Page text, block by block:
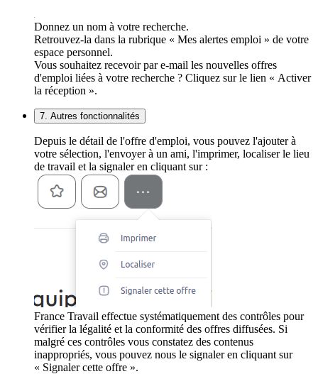
Donnez un nom à votre recherche.
Retrouvez-la dans la rubrique « Mes alertes emploi » de votre
espace personnel.
Vous souhaitez recevoir par e-mail les nouvelles offres
d'emploi liées à votre recherche ? Cliquez sur le lien « Activer
la réception ».
7. Autres fonctionnalités
Depuis le détail de l'offre d'emploi, vous pouvez l'ajouter à
votre sélection, l'envoyer à un ami, l'imprimer, localiser le lieu
de travail et la signaler en cliquant sur :
France Travail effectue systématiquement des contrôles pour
vérifier la légalité et la conformité des offres diffusées. Si
malgré ces contrôles vous constatez des contenus
inappropriés, vous pouvez nous le signaler en cliquant sur
« Signaler cette offre ».